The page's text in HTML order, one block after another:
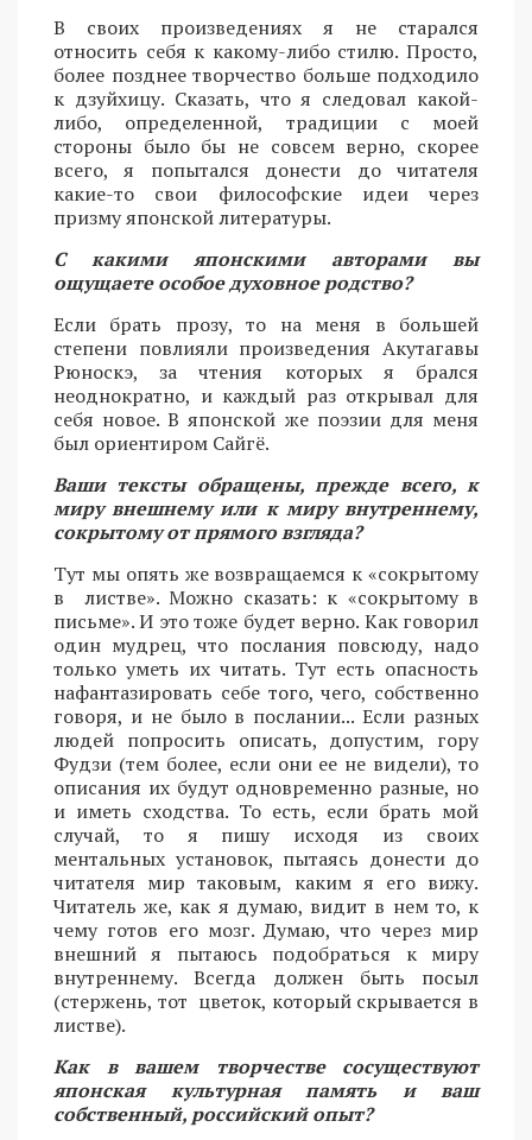
В своих произведениях я не старался
относить себя к какому-либо стилю. Просто,
более позднее творчество больше подходило
к дзуйхицу. Сказать, что я следовал какой-
либо, определенной, традиции с моей
стороны было бы не совсем верно, скорее
всего, я попытался донести до читателя
какие-то свои философские идеи через
призму японской литературы.
С какими японскими авторами вы
ощущаете особое духовное родство?
Если брать прозу, то на меня в большей
степени повлияли произведения Акутагавы
Рюноскэ, за чтения которых я брался
неоднократно, и каждый раз открывал для
себя новое. В японской же поэзии для меня
был ориентиром Сайгё.
Ваши тексты обращены, прежде всего, к
миру внешнему или к миру внутреннему,
сокрытому от прямого взгляда?
Тут мы опять же возвращаемся к «сокрытому
в листве». Можно сказать: к «сокрытому в
письме». И это тоже будет верно. Как говорил
один мудрец, что послания повсюду, надо
только уметь их читать. Тут есть опасность
нафантазировать себе того, чего, собственно
говоря, и не было в послании... Если разных
людей попросить описать, допустим, гору
Фудзи (тем более, если они ее не видели), то
описания их будут одновременно разные, но
и иметь сходства. То есть, если брать мой
случай, то я пишу исходя из своих
ментальных установок, пытаясь донести до
читателя мир таковым, каким я его вижу.
Читатель же, как я думаю, видит в нем то, к
чему готов его мозг. Думаю, что через мир
внешний я пытаюсь подобраться к миру
внутреннему. Всегда должен быть посыл
(стержень, тот цветок, который скрывается в
листве).
Как в вашем творчестве сосуществуют
японская культурная память и ваш
собственный, российский опыт?